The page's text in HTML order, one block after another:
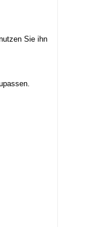
Sie ihn